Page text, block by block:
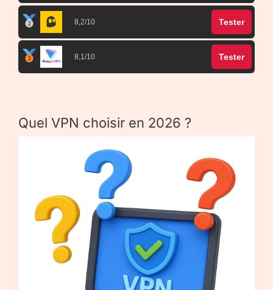
8,2/10 Tester
8,1/10 Tester
Quel VPN choisir en 2026 ?